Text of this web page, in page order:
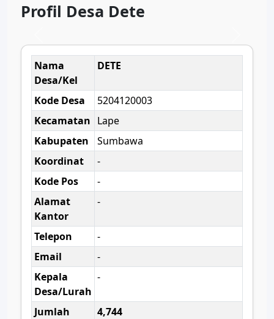
Profil Desa Dete
Nama
Desa/Kel
DETE
Kode Desa
5204120003
Kecamatan Lape
Kabupaten
Sumbawa
Koordinat
-
Kode Pos
-
Alamat
Kantor
-
Telepon
-
Email
-
Kepala
Desa/Lurah
-
Jumlah
4,744